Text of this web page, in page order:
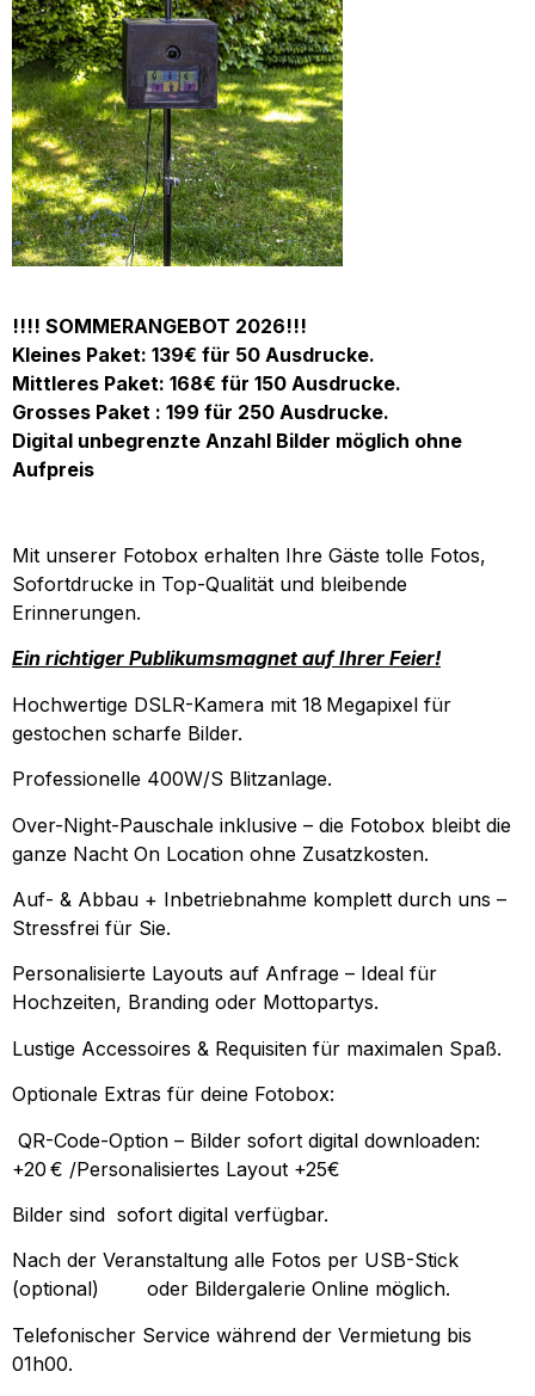
!!!! SOMMERANGEBOT 2026!!!
Kleines Paket: 139€ für 50 Ausdrucke.
Mittleres Paket: 168€ für 150 Ausdrucke.
Grosses Paket : 199 für 250 Ausdrucke.
Digital unbegrenzte Anzahl Bilder möglich ohne
Aufpreis
Mit unserer Fotobox erhalten Ihre Gäste tolle Fotos,
Sofortdrucke in Top-Qualität und bleibende
Erinnerungen.
Ein richtiger Publikumsmagnet auf Ihrer Feier!
Hochwertige DSLR-Kamera mit 18 Megapixel für
gestochen scharfe Bilder.
Professionelle 400W/S Blitzanlage.
Over-Night-Pauschale inklusive – die Fotobox bleibt die
ganze Nacht On Location ohne Zusatzkosten.
Auf- & Abbau + Inbetriebnahme komplett durch uns –
Stressfrei für Sie.
Personalisierte Layouts auf Anfrage – Ideal für
Hochzeiten, Branding oder Mottopartys.
Lustige Accessoires & Requisiten für maximalen Spaß.
Optionale Extras für deine Fotobox:
QR-Code-Option – Bilder sofort digital downloaden:
+20 € /Personalisiertes Layout +25€
Bilder sind sofort digital verfügbar.
Nach der Veranstaltung alle Fotos per USB-Stick
(optional) oder Bildergalerie Online möglich.
Telefonischer Service während der Vermietung bis
01h00.